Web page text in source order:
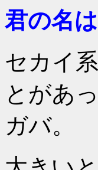
君の名は
セカイ
とがあ
ガバ。